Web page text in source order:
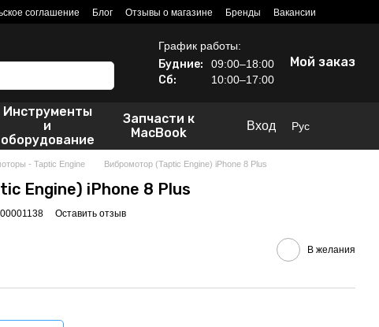
соглашение Блог Отзывы о магазине Бренды Вакансии
График работы:
Будние: 09:00–18:00
Сб: 10:00–17:00
Мой заказ
Инструменты
и
оборудование
Запчасти к
MacBook
Вход Рус
- Taptic Engine Вибромотор (Taptic Engine) iPhone 8 Plus
Engine) iPhone 8 Plus
Оставить отзыв
В желания